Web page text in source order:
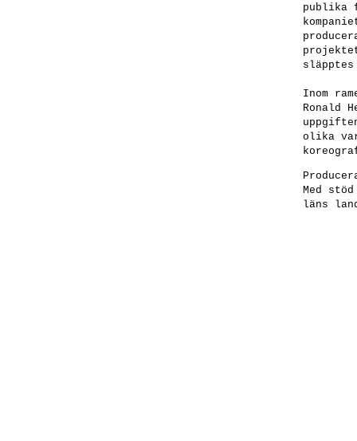
publika
Inom
Ronald
olika
Med
läns